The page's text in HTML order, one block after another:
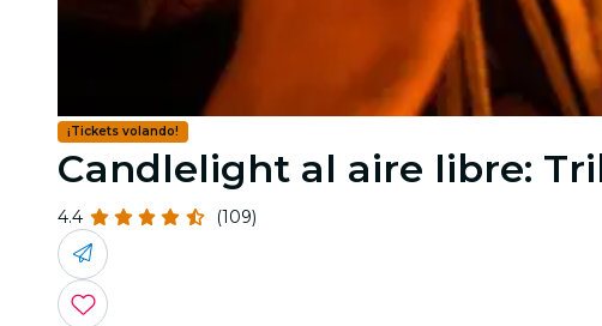
¡Tickets volando!
Candlelight al aire libre:
4.4 (109)